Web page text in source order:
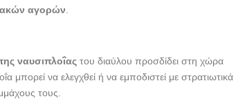
αγορών
ναυσιπλοΐας του διαύλου προσδίδει στη χώρα
μπορεί να ελεγχθεί ή να εμποδιστεί με στρατιωτικά
τους.